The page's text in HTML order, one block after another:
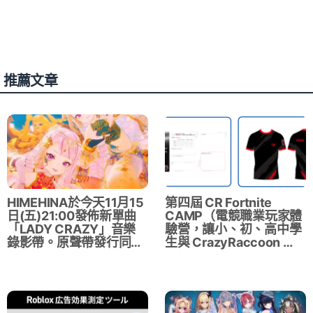
推薦文章
HIMEHINA於今天11月15
日(五)21:00發佈新單曲
「LADY CRAZY」音樂
錄影帶。原聲帶發行同…
第四屆 CR Fortnite
CAMP（電競職業玩家體
驗營，讓小、初、高中學
生與 CrazyRaccoon …